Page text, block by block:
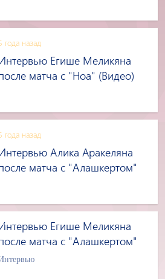
года назад
Егише Меликяна
матча с "Ноа" (Видео)
года назад
Алика Аракеляна
матча с "Алашкертом"
Егише Меликяна
матча с "Алашкертом"